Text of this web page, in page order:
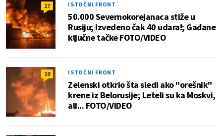
17 ISTOČNI FRONT
50.000 Severnokorejanaca stiže u
Rusiju; Izvedeno čak 40 udara!; Gađane
ključne tačke FOTO/VIDEO
19 ISTOČNI FRONT
Zelenski otkrio šta sledi ako "orešnik"
krene iz Belorusije; Leteli su ka Moskvi,
ali... FOTO/VIDEO